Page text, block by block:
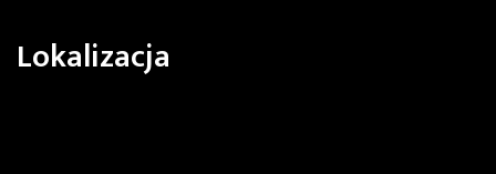
Lokalizacja